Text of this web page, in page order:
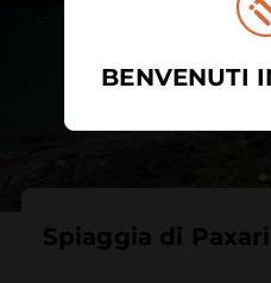
Spiaggia di
BENVENUTI